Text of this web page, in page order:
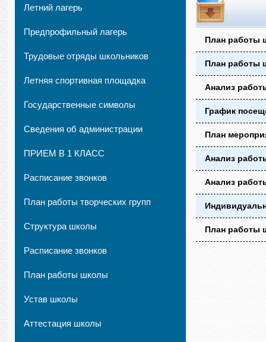
Летний лагерь
Предпрофильный лагерь
Трудовые отряды школьников
Летняя спортивная площадка
Государственные символы
Сведения об администрации
ПРИЕМ В 1 КЛАСС
Расписание звонков
План работы творческих групп
Структура школы
Расписание звонков
План работы школы
Устав школы
Аттестация школы
План работы
План работы
Анализ
График
План
Анализ
Анализ
План работы